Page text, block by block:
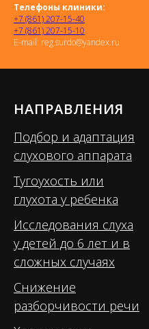
Телефоны клиники:
+7 (861) 207-15-40
+7 (861) 207-15-10
E-mail: reg.surdo@yandex.ru
НАПРАВЛЕНИЯ
Подбор и адаптация
слухового аппарата
Тугоухость или
глухота у ребенка
Исследования слуха
у детей до 6 лет и в
сложных случаях
Снижение
разборчивости речи